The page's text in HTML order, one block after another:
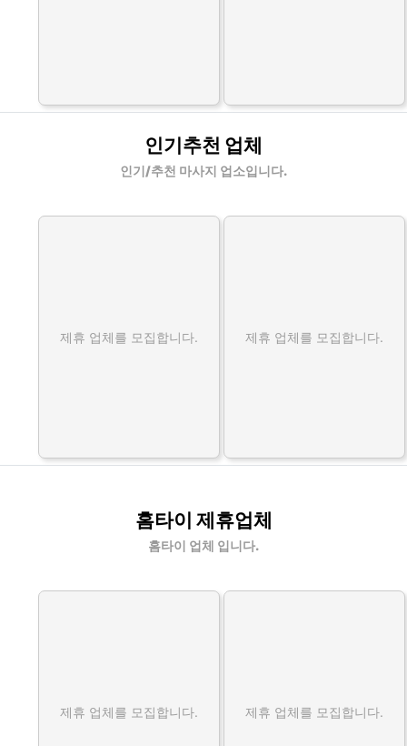
인기추천 업체
인기/추천 마사지 업소입니다.
제휴 업체를 모집합니다. 제휴 업체를 모집합니다.
홈타이 제휴업체
홈타이 업체 입니다.
제휴 업체를 모집합니다. 제휴 업체를 모집합니다.